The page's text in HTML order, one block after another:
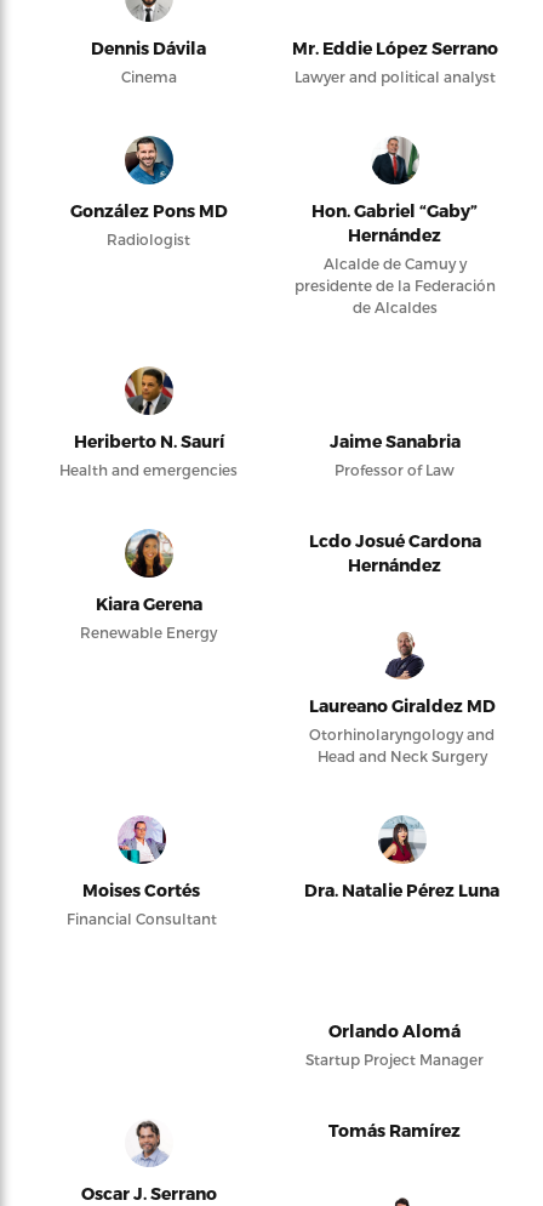
Dennis Dávila
Cinema
Mr. Eddie López Serrano
Lawyer and political analyst
González Pons MD
Radiologist
Hon. Gabriel “Gaby”
Hernández
Alcalde de Camuy y
presidente de la Federación
de Alcaldes
Heriberto N. Saurí
Health and emergencies
Jaime Sanabria
Professor of Law
Kiara Gerena
Renewable Energy
Lcdo Josué Cardona
Hernández
Laureano Giraldez MD
Otorhinolaryngology and
Head and Neck Surgery
Moises Cortés
Financial Consultant
Dra. Natalie Pérez Luna
Orlando Alomá
Startup Project Manager
Oscar J. Serrano
Tomás Ramírez